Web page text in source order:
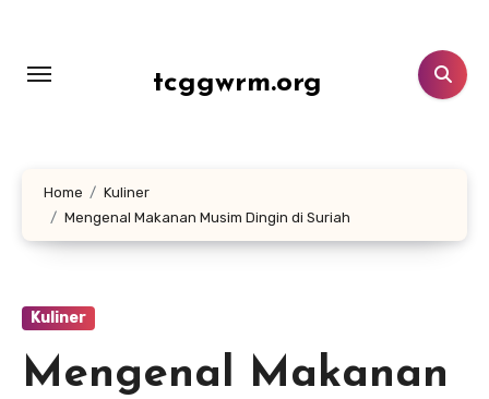
konten
tcggwrm.org
Home
Kuliner
Mengenal Makanan Musim Dingin di Suriah
Kuliner
Mengenal Makanan